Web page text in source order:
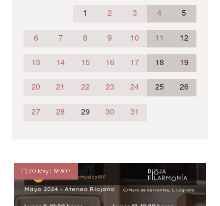
1
2 3 4 5
6 7 8 9 10 11 12
13 14 15 16 17 18 19
20 21 22 23 24 25 26
27 28 29 30 31
20 May | 19:30h